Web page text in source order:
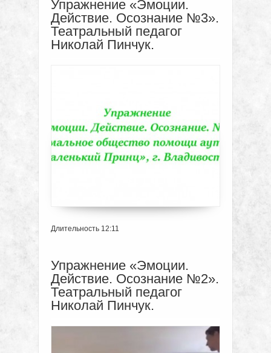
Упражнение «Эмоции.
Действие. Осознание №3».
Театральный педагог
Николай Пинчук.
Длительность 12:11
Упражнение «Эмоции.
Действие. Осознание №2».
Театральный педагог
Николай Пинчук.